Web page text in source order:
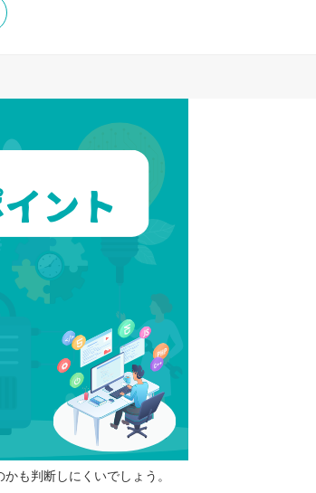
も判断しにくいでしょう。